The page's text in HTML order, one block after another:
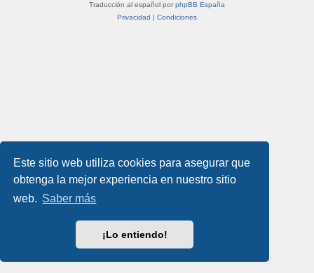
Este sitio web utiliza cookies para asegurar que
obtenga la mejor experiencia en nuestro sitio
web. Saber más
¡Lo entiendo!
Traducción al español por phpBB España
Privacidad | Condiciones